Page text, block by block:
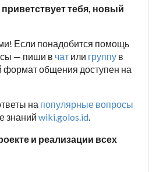
тебя, новый
Если понадобится помощь
— пиши в чат или группу в
общения доступен на
на популярные вопросы
знаний wiki.golos.id.
и реализации всех